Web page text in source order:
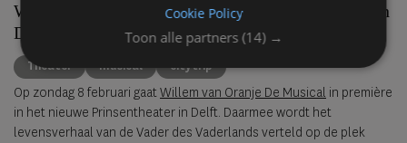
Willem van Oranje De Musical beleeft première in
Delft
Theater musical citytrip
Op zondag 8 februari gaatWillem van Oranje De Musical in première
in het nieuwe Prinsentheater in Delft. Daarmee wordt het
levensverhaal van de Vader des Vaderlands verteld op de plek
Toon alle partners (14) →
Cookie Policy